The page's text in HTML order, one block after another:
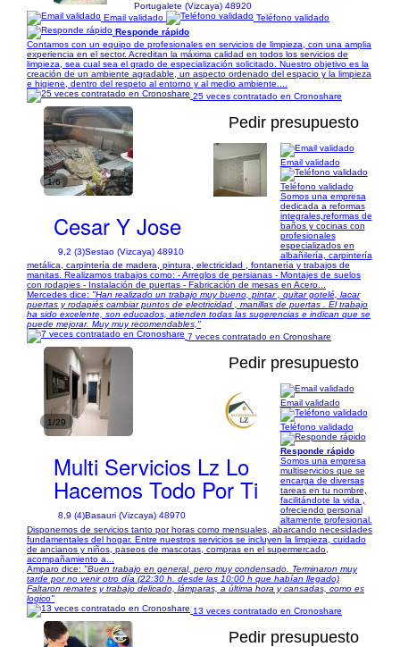
Portugalete (Vizcaya) 48920
Email validado
Teléfono validado
Responde rápido
Contamos con un equipo de profesionales en servicios de limpieza, con una amplia
experiencia en el sector. Acreditan la máxima calidad en todos los servicios de
limpieza, sea cual sea el grado de especialización solicitado. Nuestro objetivo es la
creación de un ambiente agradable, un aspecto ordenado del espacio y la limpieza
e higiene, dentro del respeto al entorno y al medio ambiente....
25 veces contratado en Cronoshare
1/6
Pedir presupuesto
Cesar Y Jose
9,2 (3)Sestao (Vizcaya) 48910
Email validado
Teléfono validado
Somos una empresa
dedicada a reformas
integrales,reformas de
baños y cocinas con
profesionales
especializados en
albañilería, carpintería
metálica, carpintería de madera, pintura, electricidad , fontanería y trabajos de
manitas. Realizamos trabajos como: - Arreglos de persianas - Montajes de suelos
con rodapies - Instalación de puertas - Fabricación de mesas en Acero...
Mercedes dice: "Han realizado un trabajo muy bueno, pintar , quitar gotelé, lacar
puertas y rodapiés cambiar puntos de electricidad , manillas de puertas . El trabajo
ha sido excelente, son educados, atienden todas las sugerencias e indican que se
puede mejorar. Muy muy recomendables,"
7 veces contratado en Cronoshare
1/29
Pedir presupuesto
Multi Servicios Lz Lo
Hacemos Todo Por Ti
8,9 (4)Basauri (Vizcaya) 48970
Email validado
Teléfono validado
Responde rápido
Somos una empresa
multiservicios que se
encarga de diversas
tareas en tu nombre,
facilitándote la vida ,
ofreciendo personal
altamente profesional.
Disponemos de servicios tanto por horas como mensuales, abarcando necesidades
fundamentales del hogar. Entre nuestros servicios se incluyen la limpieza, cuidado
de ancianos y niños, paseos de mascotas, compras en el supermercado,
acompañamiento a...
Amparo dice: "Buen trabajo en general, pero muy condensado. Terminaron muy
tarde por no venir otro día (22:30 h. desde las 10:00 h que habían llegado)
Faltaron remates y trabajo delicado, lámparas, a última hora y cansadas, como es
logico"
13 veces contratado en Cronoshare
Pedir presupuesto